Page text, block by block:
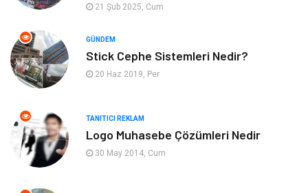
Emlak
Gayrimenkul Moda
Bilgisayar & Yazılım Müzik
Mobilya
21 Şub 2025, Cum
GÜNDEM
Stick Cephe Sistemleri Nedir?
20 Haz 2019, Per
TANITICI REKLAM
Logo Muhasebe Çözümleri Nedir
30 May 2014, Cum